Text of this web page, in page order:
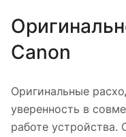
Canon
Оригинальные
уверенность в
работе устройства.